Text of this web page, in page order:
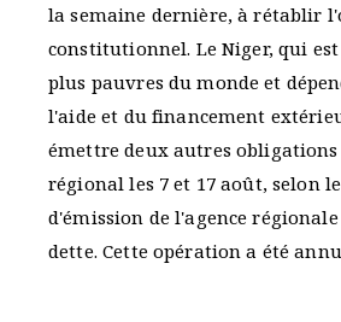
la semaine dernière, à rétablir
constitutionnel. Le Niger, qui
plus pauvres du monde et
l'aide et du financement
émettre deux autres
régional les 7 et 17 août, selon
d'émission de l'agence
dette. Cette opération a été